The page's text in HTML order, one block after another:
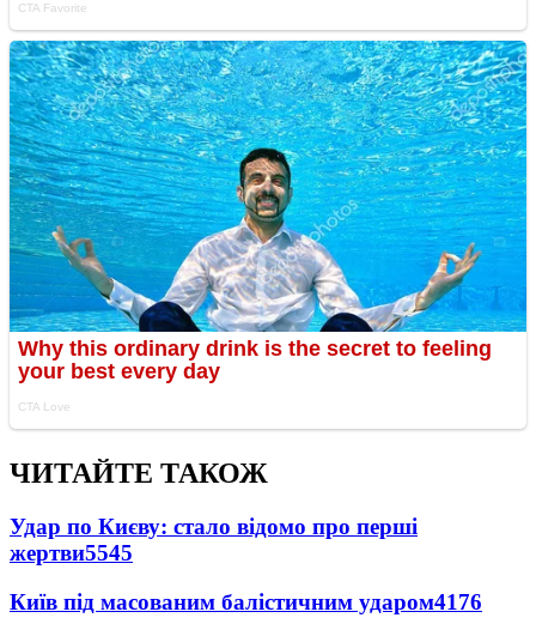
ЧИТАЙТЕ ТАКОЖ
Удар по Києву: стало відомо про перші
жертви5545
Київ під масованим балістичним ударом4176